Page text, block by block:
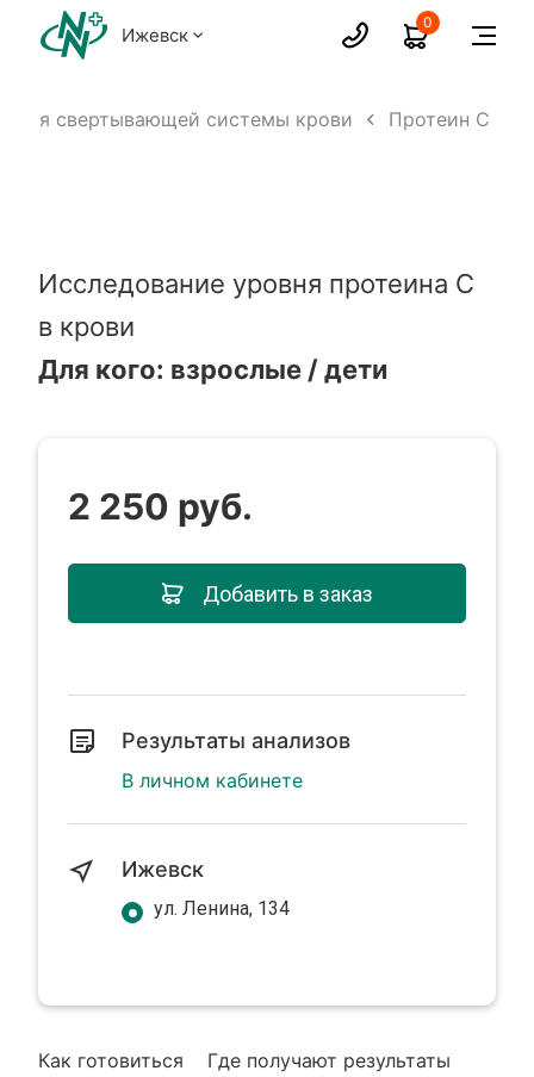
Ижевск
0
свертывающей системы крови Протеин С
Исследование уровня протеина С
в крови
Для кого: взрослые / дети
Как готовиться Где получают результаты
2 250 руб.
Добавить в заказ
Результаты анализов
В личном кабинете
Ижевск
ул. Ленина, 134